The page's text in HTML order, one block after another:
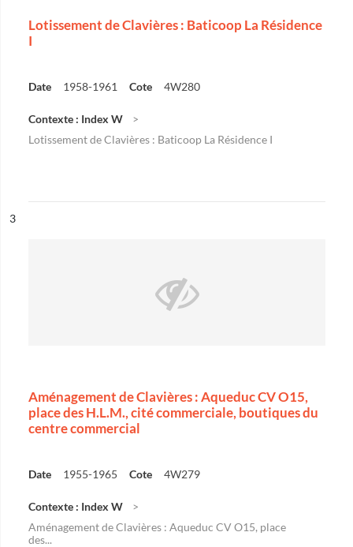
Lotissement de Clavières : Baticoop La Résidence
I
Date 1958-1961 Cote 4W280
Contexte : Index W
Lotissement de Clavières : Baticoop La Résidence I
n°
3
Aménagement de Clavières : Aqueduc CV O15,
place des H.L.M., cité commerciale, boutiques du
centre commercial
Date 1955-1965 Cote 4W279
Contexte : Index W
Aménagement de Clavières : Aqueduc CV O15, place
des...